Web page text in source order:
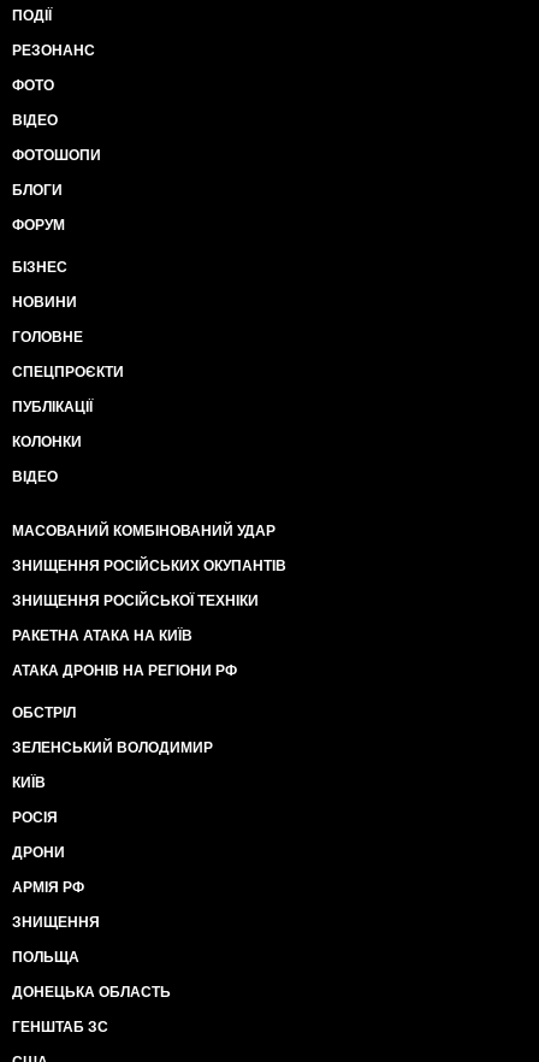
ПОДІЇ
РЕЗОНАНС
ФОТО
ВІДЕО
ФОТОШОПИ
БЛОГИ
ФОРУМ
БІЗНЕС
НОВИНИ
ГОЛОВНЕ
СПЕЦПРОЄКТИ
ПУБЛІКАЦІЇ
КОЛОНКИ
ВІДЕО
МАСОВАНИЙ КОМБІНОВАНИЙ УДАР
ЗНИЩЕННЯ РОСІЙСЬКИХ ОКУПАНТІВ
ЗНИЩЕННЯ РОСІЙСЬКОЇ ТЕХНІКИ
РАКЕТНА АТАКА НА КИЇВ
АТАКА ДРОНІВ НА РЕГІОНИ РФ
ОБСТРІЛ
ЗЕЛЕНСЬКИЙ ВОЛОДИМИР
КИЇВ
РОСІЯ
ДРОНИ
АРМІЯ РФ
ЗНИЩЕННЯ
ПОЛЬЩА
ДОНЕЦЬКА ОБЛАСТЬ
ГЕНШТАБ ЗС